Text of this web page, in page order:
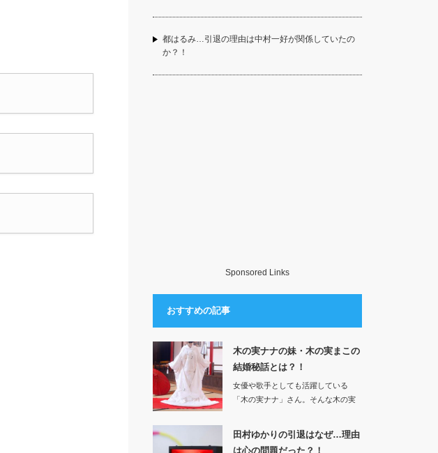
都はるみ…引退の理由は中村一好が関係していたの
か？！
Sponsored Links
おすすめの記事
木の実ナナの妹・木の実まこの
結婚秘話とは？！
女優や歌手としても活躍している
「木の実ナナ」さん。そんな木の実
田村ゆかりの引退はなぜ…理由
は心の問題だった？！